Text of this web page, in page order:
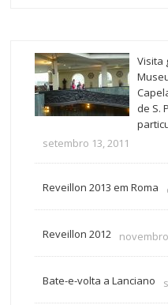
Visita
de S.
setembro 13, 2011
Reveillon 2013 em Roma
Reveillon 2012
Bate-e-volta a Lanciano